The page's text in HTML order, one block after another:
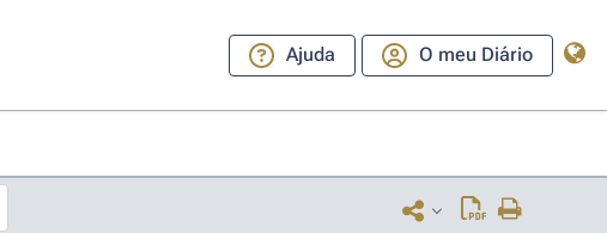
Ajuda O meu Diário